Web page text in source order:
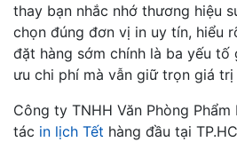
thay bạn nhắc nhớ thương hiệu
chọn đúng đơn vị in uy tín, hiểu
đặt hàng sớm chính là ba yếu tố
ưu chi phí mà vẫn giữ trọn giá trị
Công ty TNHH Văn Phòng
tác in lịch Tết hàng đầu tại